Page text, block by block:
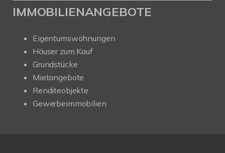
IMMOBILIENANGEBOTE
Eigentumswohnungen
Häuser zum Kauf
Grundstücke
Mietangebote
Renditeobjekte
Gewerbeimmobilien